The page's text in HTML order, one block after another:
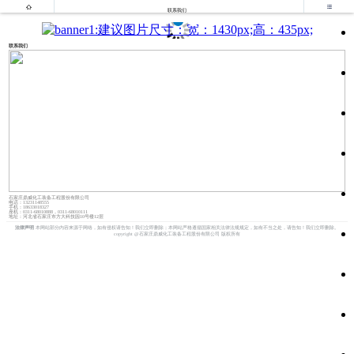

联系我们

联系我们
石家庄鼎威化工装备工程股份有限公司
电话：13231148555
手机：18633018327
座机：0311-68010888，0311-68010111
地址：河北省石家庄市方大科技园10号楼12层
法律声明 本网站部分内容来源于网络，如有侵权请告知！我们立即删除；本网站严格遵循国家相关法律法规规定，如有不当之处，请告知！我们立即删除。
copyright @石家庄鼎威化工装备工程股份有限公司 版权所有